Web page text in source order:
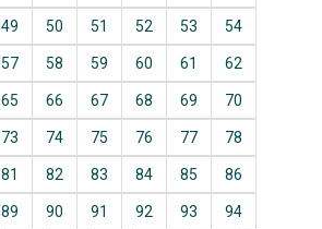
49 50 51 52 53 54
57 58 59 60 61 62
65 66 67 68 69 70
73 74 75 76 77 78
81 82 83 84 85 86
89 90 91 92 93 94